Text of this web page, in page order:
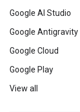
Google AI Studio
Google Antigravity
Google Cloud
Google Play
View all